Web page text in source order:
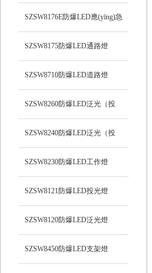
SZSW8176E防爆LED應(yīng)急
燈
SZSW8175防爆LED通路燈
SZSW8710防爆LED道路燈
SZSW8260防爆LED泛光（投
光）工作燈
SZSW8240防爆LED泛光（投
光）工作燈
SZSW8230防爆LED工作燈
SZSW8121防爆LED投光燈
SZSW8120防爆LED泛光燈
SZSW8450防爆LED支架燈